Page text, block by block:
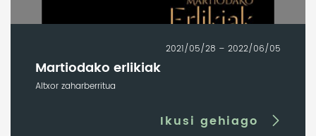
2021/05/28 – 2022/06/05
Martiodako erlikiak
Altxor zaharberritua
Ikusi gehiago